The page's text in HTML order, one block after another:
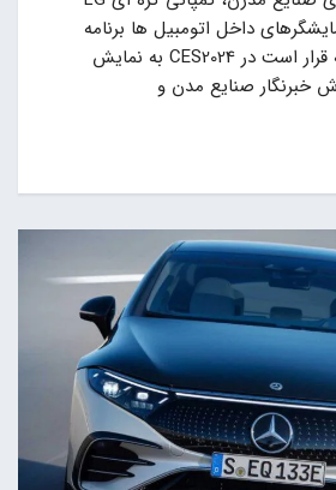
داخل اتومبیل ها برنامه
های مختلفی دارد که قرار است در CES2024 به نمایش
خبرنگار صنایع مدن و